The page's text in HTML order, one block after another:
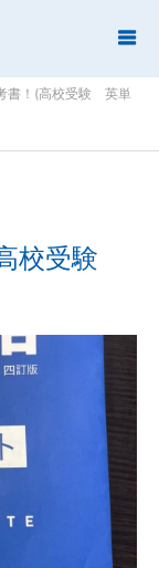
書！(高校受験 英単
校受験